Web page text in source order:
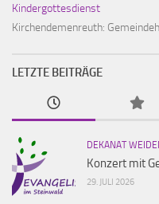
Kindergottesdienst
Kirchendemenreuth:
LETZTE BEITRÄGE
DEKANAT
Konzert mit
29. JULI 2026